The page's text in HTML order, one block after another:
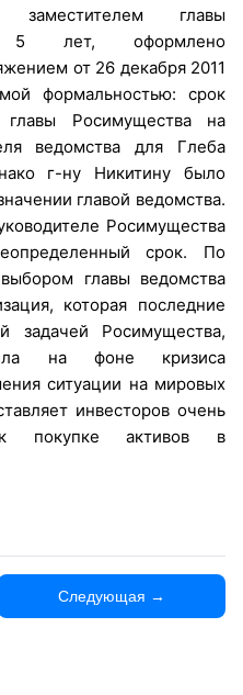
заместителем главы
5 лет, оформлено
от 26 декабря 2011
формальностью: срок
главы Росимущества на
ведомства для Глеба
г-ну Никитину было
главой ведомства.
Росимущества
срок. По
главы ведомства
которая последние
задачей Росимущества,
на фоне кризиса
ситуации на мировых
инвесторов очень
покупке активов в
Следующая →